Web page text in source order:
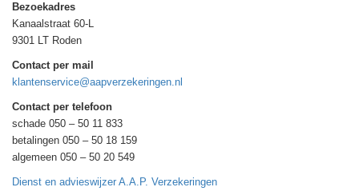
Bezoekadres
Kanaalstraat 60-L
9301 LT Roden
Contact per mail
klantenservice@aapverzekeringen.nl
Contact per telefoon
schade 050 – 50 11 833
betalingen 050 – 50 18 159
algemeen 050 – 50 20 549
Dienst en advieswijzer A.A.P. Verzekeringen